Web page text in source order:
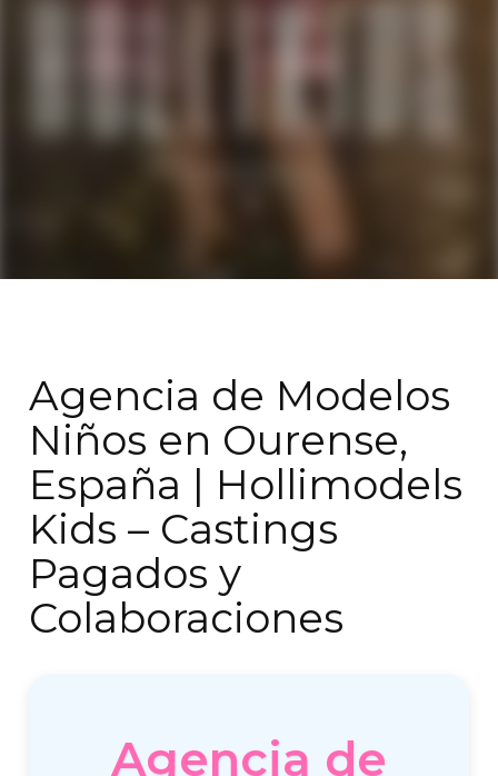
Agencia de Modelos
Niños en Ourense,
España | Hollimodels
Kids – Castings
Pagados y
Colaboraciones
Agencia de